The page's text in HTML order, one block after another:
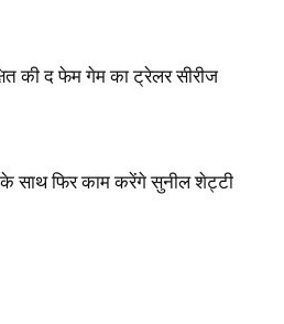
की द फेम गेम का ट्रेलर सीरीज
साथ फिर काम करेंगे सुनील शेट्टी